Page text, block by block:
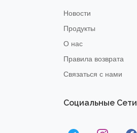
Новости
Продукты
О нас
Правила возврата
Связаться с нами
Социальные Сети